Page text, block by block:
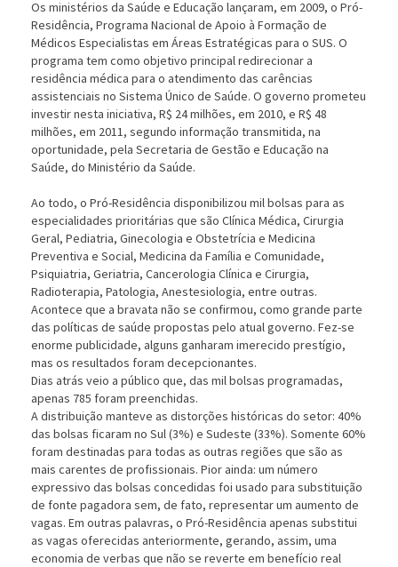
Os ministérios da Saúde e Educação lançaram, em 2009, o Pró-
Residência, Programa Nacional de Apoio à Formação de
Médicos Especialistas em Áreas Estratégicas para o SUS. O
programa tem como objetivo principal redirecionar a
residência médica para o atendimento das carências
assistenciais no Sistema Único de Saúde. O governo prometeu
investir nesta iniciativa, R$ 24 milhões, em 2010, e R$ 48
milhões, em 2011, segundo informação transmitida, na
oportunidade, pela Secretaria de Gestão e Educação na
Saúde, do Ministério da Saúde.
Ao todo, o Pró-Residência disponibilizou mil bolsas para as
especialidades prioritárias que são Clínica Médica, Cirurgia
Geral, Pediatria, Ginecologia e Obstetrícia e Medicina
Preventiva e Social, Medicina da Família e Comunidade,
Psiquiatria, Geriatria, Cancerologia Clínica e Cirurgia,
Radioterapia, Patologia, Anestesiologia, entre outras.
Acontece que a bravata não se confirmou, como grande parte
das políticas de saúde propostas pelo atual governo. Fez-se
enorme publicidade, alguns ganharam imerecido prestígio,
mas os resultados foram decepcionantes.
Dias atrás veio a público que, das mil bolsas programadas,
apenas 785 foram preenchidas.
A distribuição manteve as distorções históricas do setor: 40%
das bolsas ficaram no Sul (3%) e Sudeste (33%). Somente 60%
foram destinadas para todas as outras regiões que são as
mais carentes de profissionais. Pior ainda: um número
expressivo das bolsas concedidas foi usado para substituição
de fonte pagadora sem, de fato, representar um aumento de
vagas. Em outras palavras, o Pró-Residência apenas substitui
as vagas oferecidas anteriormente, gerando, assim, uma
economia de verbas que não se reverte em benefício real